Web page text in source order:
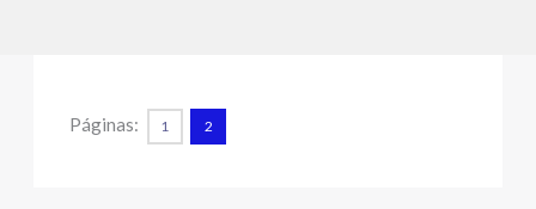
Páginas: 1 2